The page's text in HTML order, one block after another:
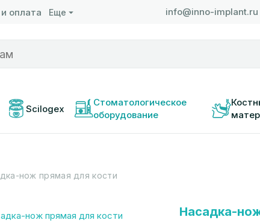
оплата Еще info@inno-implant.ru
Scilogex
Стоматологическое
оборудование
нож прямая для кости
Насадка-